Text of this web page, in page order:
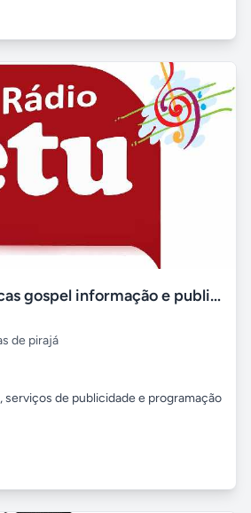
Radio setu musicas gospel informação e publicidade
de pirajá
serviços de publicidade e programação